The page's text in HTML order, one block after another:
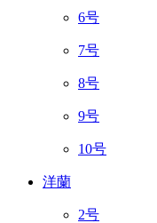
6号
7号
8号
9号
10号
洋蘭
2号